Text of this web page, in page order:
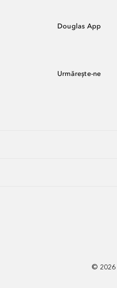
Douglas App
Urmărește-ne
© 2026